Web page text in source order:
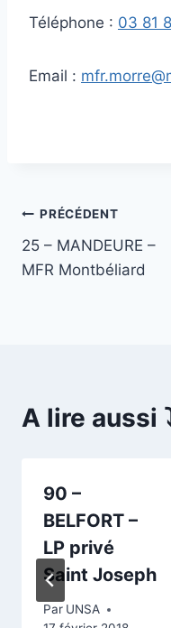
Téléphone : 03 81
Email :
Navigation
de
PRÉCÉDENT
25 – MANDEURE –
MFR Montbéliard
A lire aussi
90 –
BELFORT –
LP privé
Saint Joseph
Par UNSA